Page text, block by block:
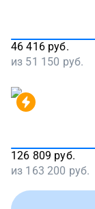
46 416 руб.
из 51 150 руб.
126 809 руб.
из 163 200 руб.